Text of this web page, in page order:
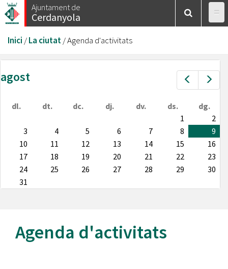
Vés
al
Ajuntament de
Cerdanyola
Esteu
aquí
Inici /La ciutat/Agenda d'activitats
Prev
agost
dl. dt. dc. dj. dv. ds.
dg.
1
2
3
4 5 6 7 8
9
10
11 12 13 14 15
16
17
18 19 20 21 22
23
24
25 26 27 28 29
30
31
Agenda d'activitats